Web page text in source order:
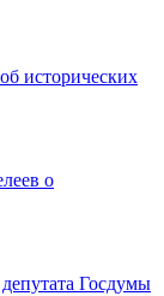
исторических
о
Госдумы